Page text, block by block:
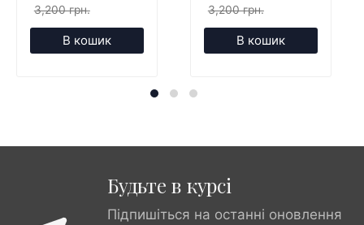
3,200 грн.
В кошик
3,200 грн.
В кошик
Будьте в курсі
Підпишіться на останні оновлення